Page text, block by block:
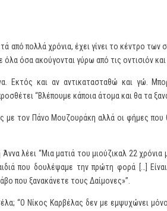
από πολλά χρόνια, έχει γίνει το κέντρο
όλα όσα ακούγονται γύρω από τις οντισιόν
Εκτός και αν αντικατασταθώ και γώ.
“Βλέπουμε κάποια άτομα και θα τα
με τον Πάνο Μουζουράκη αλλά οι φήμες
λέει “Μια ματιά του μιούζικαλ 22
που δουλέψαμε την πρώτη φορά […]
που ξανακάνετε τους Δαίμονες»”.
“Ο Νίκος Καρβέλας δεν με εμψυχώνει